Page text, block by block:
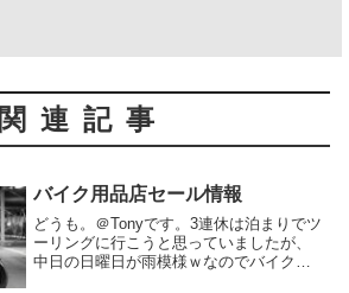
関連記事
バイク用品店セール情報
どうも。＠Tonyです。3連休は泊まりでツ
ーリングに行こうと思っていましたが、
中日の日曜日が雨模様ｗなのでバイク用